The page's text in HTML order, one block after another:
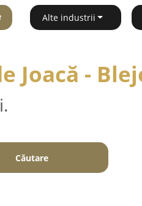
Alte industrii
Joacă -
Căutare